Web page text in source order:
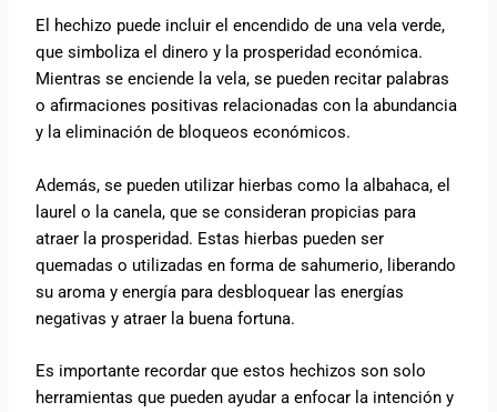
El hechizo puede incluir el encendido de una vela verde,
que simboliza el dinero y la prosperidad económica.
Mientras se enciende la vela, se pueden recitar palabras
o afirmaciones positivas relacionadas con la abundancia
y la eliminación de bloqueos económicos.
Además, se pueden utilizar hierbas como la albahaca, el
laurel o la canela, que se consideran propicias para
atraer la prosperidad. Estas hierbas pueden ser
quemadas o utilizadas en forma de sahumerio, liberando
su aroma y energía para desbloquear las energías
negativas y atraer la buena fortuna.
Es importante recordar que estos hechizos son solo
herramientas que pueden ayudar a enfocar la intención y